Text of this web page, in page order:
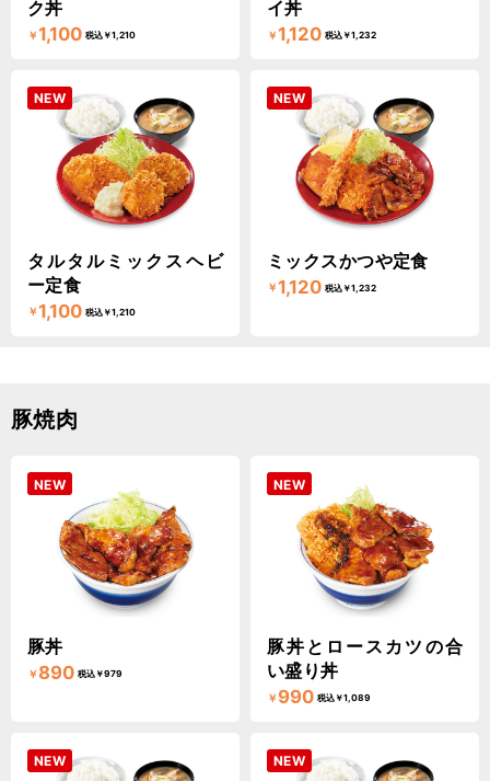
ク丼
￥1,100 税込￥1,210
イ丼
￥1,120 税込￥1,232
NEW
タルタルミックスヘビ
ー定食
￥1,100 税込￥1,210
NEW
ミックスかつや定食
￥1,120 税込￥1,232
豚焼肉
NEW
豚丼
￥890 税込￥979
NEW
豚丼とロースカツの合
い盛り丼
￥ 990 税込￥1,089
NEW NEW